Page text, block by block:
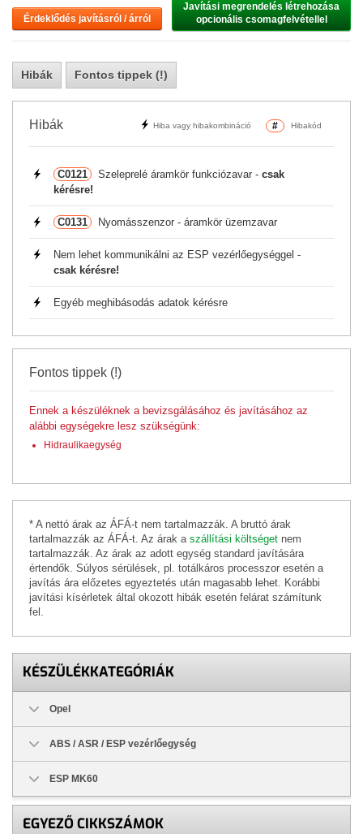
Érdeklődés javításról / árról
Javítási megrendelés létrehozása
opcionális csomagfelvétellel
Hibák Fontos tippek (!)
Hibák Hiba vagy hibakombináció # Hibakód
C0121 Szeleprelé áramkör funkciózavar - csak
kérésre!
C0131 Nyomásszenzor - áramkör üzemzavar
Nem lehet kommunikálni az ESP vezérlőegységgel -
csak kérésre!
Egyéb meghibásodás adatok kérésre
Fontos tippek (!)
Ennek a készüléknek a bevizsgálásához és javításához az
alábbi egységekre lesz szükségünk:
Hidraulikaegység
* A nettó árak az ÁFÁ-t nem tartalmazzák. A bruttó árak
tartalmazzák az ÁFÁ-t. Az árak a szállítási költséget nem
tartalmazzák. Az árak az adott egység standard javítására
értendők. Súlyos sérülések, pl. totálkáros processzor esetén a
javítás ára előzetes egyeztetés után magasabb lehet. Korábbi
javítási kísérletek által okozott hibák esetén felárat számítunk
fel.
KÉSZÜLÉKKATEGÓRIÁK
Opel
ABS / ASR / ESP vezérlőegység
ESP MK60
EGYEZŐ CIKKSZÁMOK